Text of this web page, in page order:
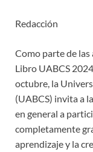
Redacción
Como parte de
Libro UABCS
octubre, la
(UABCS) invita a
en general a
completamente
aprendizaje y la